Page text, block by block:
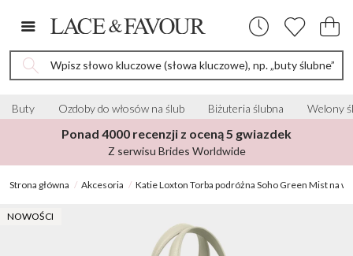
Wpisz słowo kluczowe (słowa kluczowe), np. „buty ślubne”
Buty Ozdoby do włosów na ślub Biżuteria ślubna Welony
Ponad 4000 recenzji z oceną 5 gwiazdek
Z serwisu Brides Worldwide
Strona główna Akcesoria Katie Loxton Torba podróżna Soho Green Mist na
NOWOŚCI